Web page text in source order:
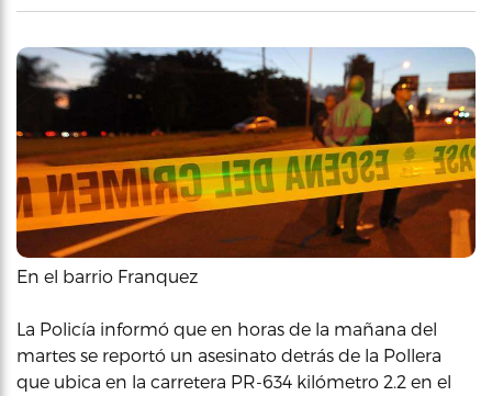
En el barrio Franquez
La Policía informó que en horas de la mañana del
martes se reportó un asesinato detrás de la Pollera
que ubica en la carretera PR-634 kilómetro 2.2 en el